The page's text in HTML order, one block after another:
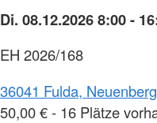
Di. 08.12.2026 8:00 -
EH 2026/168
36041 Fulda,
50,00 € - 16 Plätze